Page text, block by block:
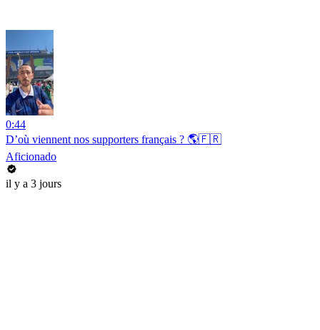
0:44
D’où viennent nos supporters français ? 🌎🇫🇷
Aficionado
il y a 3 jours